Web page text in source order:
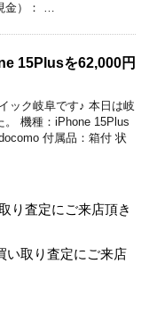
金）： …
15Plusを62,000円
ック岐阜です♪ 本日は岐
。 機種：iPhone 15Plus
付属品：箱付 状
り査定にご来店頂き
い取り査定にご来店